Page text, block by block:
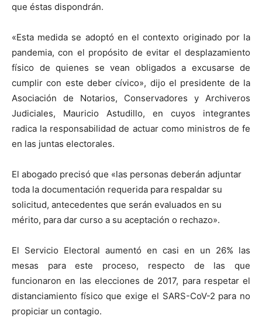
que éstas dispondrán.
«Esta medida se adoptó en el contexto originado por la
pandemia, con el propósito de evitar el desplazamiento
físico de quienes se vean obligados a excusarse de
cumplir con este deber cívico», dijo el presidente de la
Asociación de Notarios, Conservadores y Archiveros
Judiciales, Mauricio Astudillo, en cuyos integrantes
radica la responsabilidad de actuar como ministros de fe
en las juntas electorales.
El abogado precisó que «las personas deberán adjuntar
toda la documentación requerida para respaldar su
solicitud, antecedentes que serán evaluados en su
mérito, para dar curso a su aceptación o rechazo».
El Servicio Electoral aumentó en casi en un 26% las
mesas para este proceso, respecto de las que
funcionaron en las elecciones de 2017, para respetar el
distanciamiento físico que exige el SARS-CoV-2 para no
propiciar un contagio.